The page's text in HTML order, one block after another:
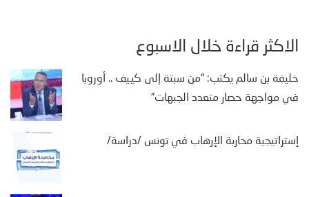
الأكثر قراءة خلال الأسبوع
خليفة بن سالم يكتب: “من سبتة إلى كييف .. أوروبا
في مواجهة حصار متعدد الجبهات”
إستراتيجية محاربة الإرهاب في تونس /دراسة/